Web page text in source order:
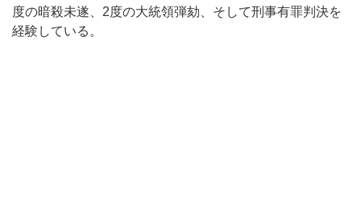
度の暗殺未遂、2度の大統領弾劾、そして刑事有罪判決を
経験している。